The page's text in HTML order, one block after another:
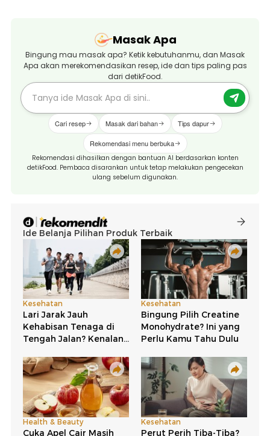
Masak Apa
Bingung mau masak apa? Ketik kebutuhanmu, dan Masak
Apa akan merekomendasikan resep, ide dan tips paling pas
dari detikFood.
Cari resep Masak dari bahan Tips dapur
Rekomendasi menu berbuka
Rekomendasi dihasilkan dengan bantuan AI berdasarkan konten
detikFood. Pembaca disarankan untuk tetap melakukan pengecekan
ulang sebelum digunakan.